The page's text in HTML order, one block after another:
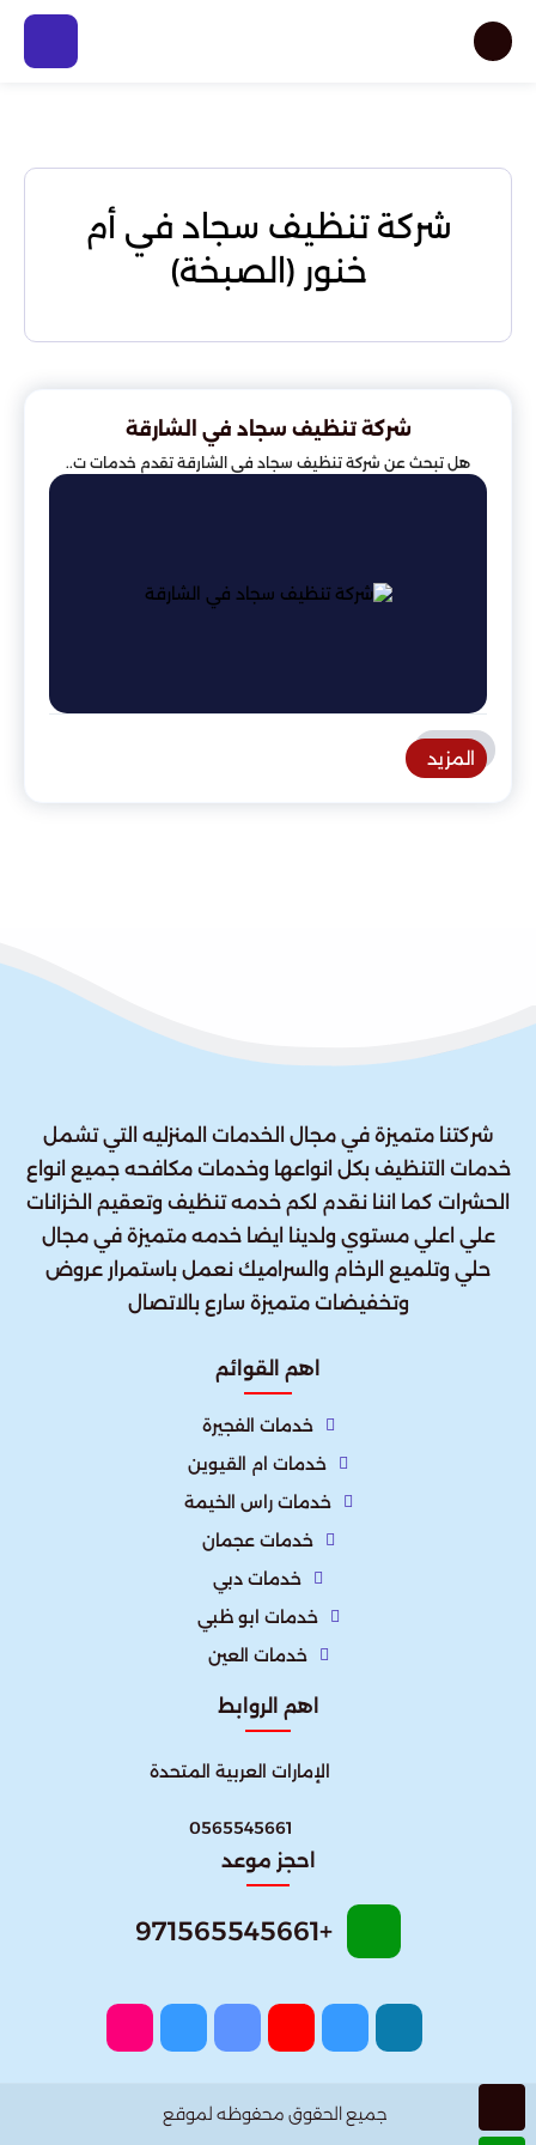
شركة تنظيف سجاد في أم
خنور (الصبخة)
شركة تنظيف سجاد في الشارقة
هل تبحث عن شركة تنظيف سجاد في الشارقة تقدم خدمات ت..
المزيد
شركتنا متميزة في مجال الخدمات المنزليه التي تشمل
خدمات التنظيف بكل انواعها وخدمات مكافحه جميع انواع
الحشرات كما اننا نقدم لكم خدمه تنظيف وتعقيم الخزانات
علي اعلي مستوي ولدينا ايضا خدمه متميزة في مجال
حلي وتلميع الرخام والسراميك نعمل باستمرار عروض
وتخفيضات متميزة سارع بالاتصال
اهم القوائم
خدمات الفجيرة
خدمات ام القيوين
خدمات راس الخيمة
خدمات عجمان
خدمات دبي
خدمات ابو ظبي
خدمات العين
اهم الروابط
الإمارات العربية المتحدة​
0565545661
احجز موعد
+971565545661
جميع الحقوق محفوظه لموقع